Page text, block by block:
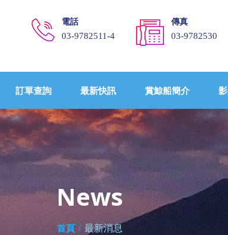
電話
03-9782511-4
傳真
03-9782530
訂單查詢 最新快訊 賞鯨船簡介
News
首頁 / 最新消息